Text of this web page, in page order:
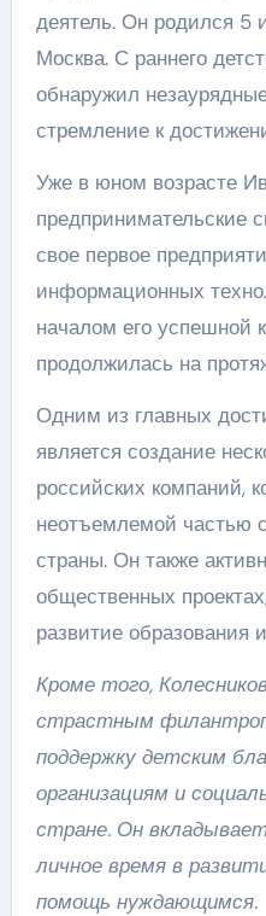
деятель. Он родился 5
Москва. С раннего
обнаружил
стремление к
Уже в юном возрасте
предпринимательские
свое первое
информационных
началом его успешной
продолжилась на
Одним из главных
является создание
российских компаний,
неотъемлемой частью
страны. Он также
общественных
развитие образования
Кроме того,
страстным
поддержку детским
организациям и
стране. Он
личное время в
помощь нуждающимся.